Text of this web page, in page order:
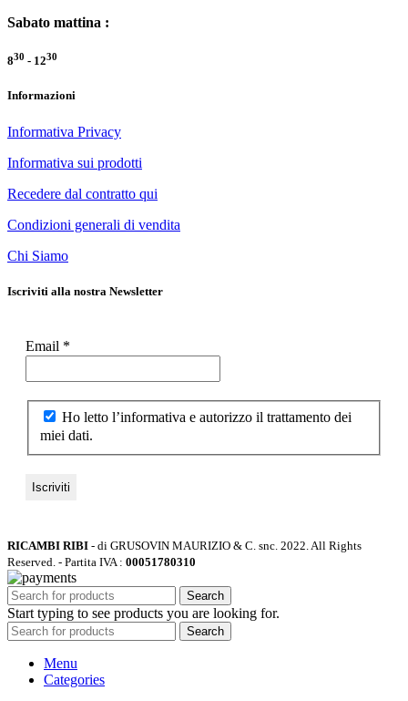
Sabato mattina :
830 - 1230
Informazioni
Informativa Privacy
Informativa sui prodotti
Recedere dal contratto qui
Condizioni generali di vendita
Chi Siamo
Iscriviti alla nostra Newsletter
Email *
Ho letto l’informativa e autorizzo il trattamento dei
miei dati.
RICAMBI RIBI - di GRUSOVIN MAURIZIO & C. snc. 2022. All Rights
Reserved. - Partita IVA : 00051780310
Search
Start typing to see products you are looking for.
Search
Menu
Categories